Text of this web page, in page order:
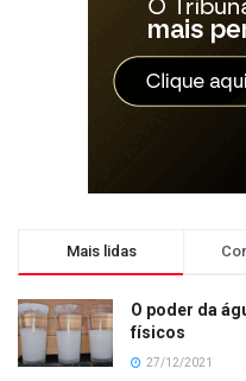
Mais lidas
O poder da
físicos
27/12/2021